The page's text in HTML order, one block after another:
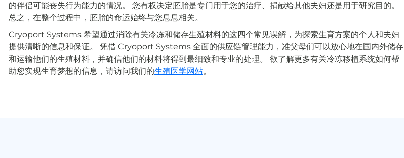
的伴侣可能丧失行为能力的情况。 您有权决定胚胎是专门用于您的治疗、捐献给其他夫妇还是用于研究目的。
总之，在整个过程中，胚胎的命运始终与您息息相关。
Cryoport Systems 希望通过消除有关冷冻和储存生殖材料的这四个常见误解，为探索生育方案的个人和夫妇
提供清晰的信息和保证。 凭借 Cryoport Systems 全面的供应链管理能力，准父母们可以放心地在国内外储存
和运输他们的生殖材料，并确信他们的材料将得到最细致和专业的处理。 欲了解更多有关冷冻移植系统如何帮
助您实现生育梦想的信息，请访问我们的生殖医学网站。